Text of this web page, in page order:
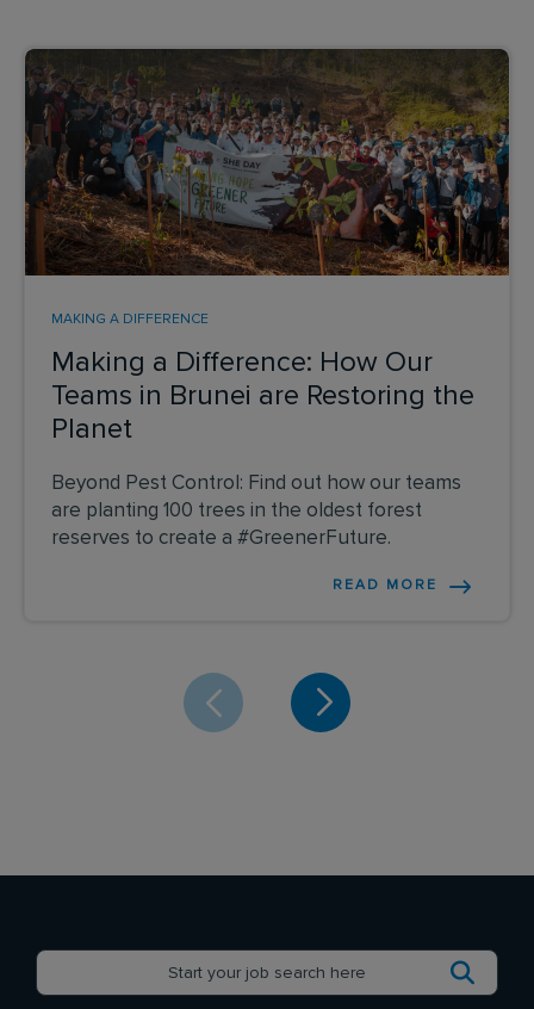
Making a Difference: How Our
Teams in Brunei are Restoring the
Planet
MAKING A DIFFERENCE
Beyond Pest Control: Find out how our teams
are planting 100 trees in the oldest forest
reserves to create a #GreenerFuture.
READ MORE